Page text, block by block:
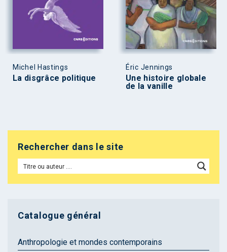
Michel Hastings
La disgrâce politique
Éric Jennings
Une histoire globale
de la vanille
Rechercher dans le site
Catalogue général
Anthropologie et mondes contemporains